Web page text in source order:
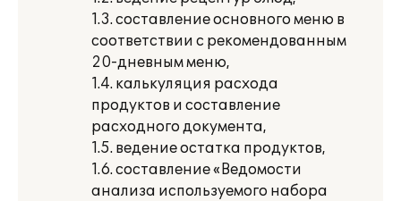
1.3. составление основного меню в
соответствии с рекомендованным
20-дневным меню,
1.4. калькуляция расхода
продуктов и составление
расходного документа,
1.5. ведение остатка продуктов,
1.6. составление «Ведомости
анализа используемого набора